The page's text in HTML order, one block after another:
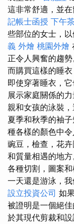
這非常舒適，並在
記帳士函授 下午
些部位的女士，
義 外燴 桃園外燴
正令人興奮的趨
而購買這樣的睡
即使穿著睡衣，
展示家庭關係的力
親和女孩的泳裝，
夏季和秋季的袖子
種各樣的顏色中
豌豆，檢查，花
和質量相遇的地方
各種切割，圖案和
一天還是游泳，我
設立投資公司 如
被證明是一個絕佳
於其現代剪裁和